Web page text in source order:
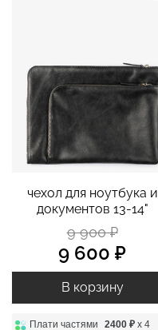
чехол для ноутбука и
документов 13-14"
9 900 ₽
9 600 ₽
В корзину
Плати частями 2400 ₽ x 4